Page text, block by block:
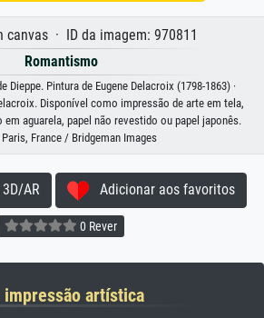
· ID da imagem: 970811
Romantismo
Dieppe. Pintura de Eugene Delacroix (1798-1863) ·
Disponível como impressão de arte em tela,
aguarela, papel não revestido ou papel japonês.
France / Bridgeman Images
AR Adicionar aos favoritos
0 Rever
impressão artística